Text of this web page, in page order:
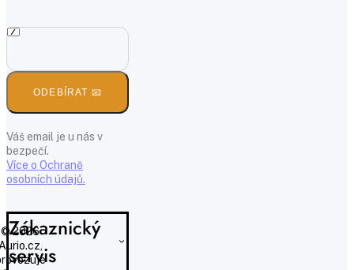
Zákaznický
servis
ODEBÍRAT 📧
Váš email je u nás v
bezpečí.
Více o Ochraně
osobních údajů.
© 2026